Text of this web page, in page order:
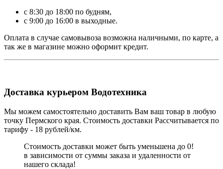
с 8:30 до 18:00 по будням,
с 9:00 до 16:00 в выходные.
Оплата в случае самовывоза возможна наличными, по карте, а
так же в магазине можно оформит кредит.
Доставка курьером Водотехника
Мы можем самостоятельно доставить Вам ваш товар в любую
точку Пермского края. Стоимость доставки Рассчитывается по
тарифу - 18 рублей/км.
Стоимость доставки может быть уменьшена до 0!
в зависимости от суммы заказа и удаленности от
нашего склада!